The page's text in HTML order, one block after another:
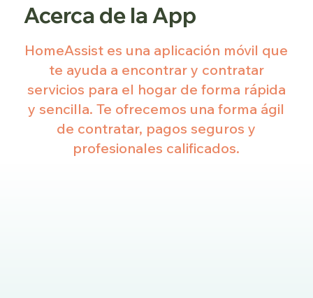
Acerca de la App
HomeAssist es una aplicación móvil que
te ayuda a encontrar y contratar
servicios para el hogar de forma rápida
y sencilla. Te ofrecemos una forma ágil
de contratar, pagos seguros y
profesionales calificados.